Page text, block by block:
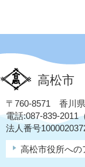
高松市
〒760-8571 香川
電話:087-839-2011
法人番号
高松市役所への